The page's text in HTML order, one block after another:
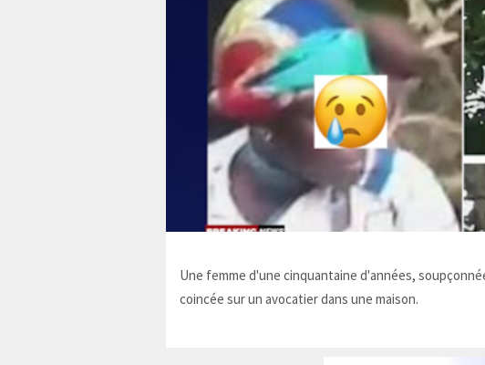
Une femme d'une cinquantaine d'années,
coincée sur un avocatier dans une maison.